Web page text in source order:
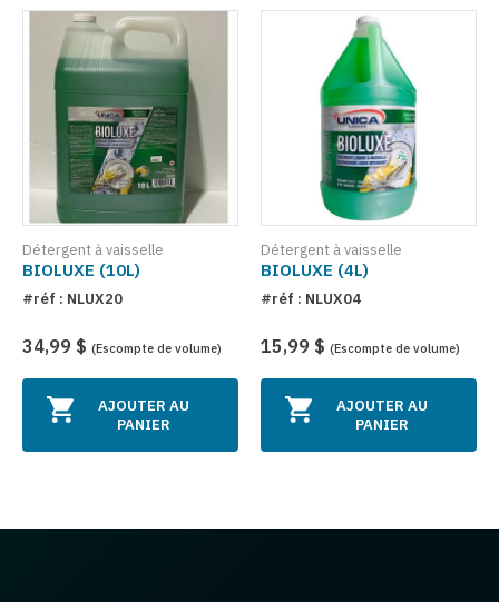
Détergent à vaisselle
BIOLUXE (10L)
#réf : NLUX20
34,99 $ (Escompte de volume)
AJOUTER AU
PANIER
Détergent à vaisselle
BIOLUXE (4L)
#réf : NLUX04
15,99 $ (Escompte de volume)
AJOUTER AU
PANIER